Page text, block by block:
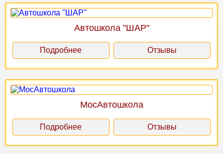
Автошкола "ШАР"
Подробнее Отзывы
МосАвтошкола
Подробнее Отзывы